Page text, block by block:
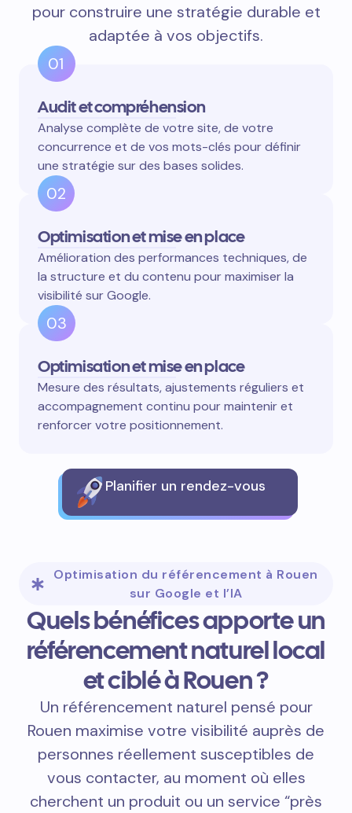
pour construire une stratégie durable et
adaptée à vos objectifs.
01
Audit et compréhension
Analyse complète de votre site, de votre
concurrence et de vos mots-clés pour définir
une stratégie sur des bases solides.
02
Optimisation et mise en place
Amélioration des performances techniques, de
la structure et du contenu pour maximiser la
visibilité sur Google.
03
Optimisation et mise en place
Mesure des résultats, ajustements réguliers et
accompagnement continu pour maintenir et
renforcer votre positionnement.
Planifier un rendez-vous
Optimisation du référencement à Rouen
sur Google et l’IA
Quels bénéfices apporte un
référencement naturel local
et ciblé à Rouen ?
Un référencement naturel pensé pour
Rouen maximise votre visibilité auprès de
personnes réellement susceptibles de
vous contacter, au moment où elles
cherchent un produit ou un service “près